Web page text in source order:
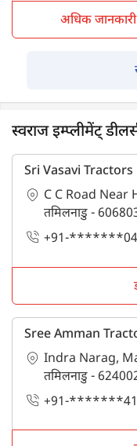
अधिक जानकारी
स्वराज इम्प्लीमेंट्
Sri Vasavi Tractors
C C Road Near
तमिलनाडु -
+91-
Sree Amman
Indra Narag,
तमिलनाडु -
+91-